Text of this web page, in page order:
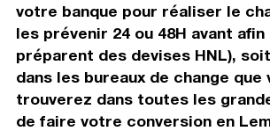
votre banque pour réaliser le
les prévenir 24 ou 48H avant
préparent des devises HNL),
dans les bureaux de change que
trouverez dans toutes les
de faire votre conversion en